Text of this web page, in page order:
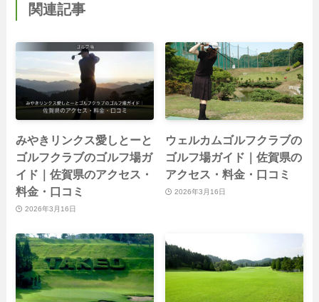
関連記事
みやきリンクス愛しとーと
ゴルフクラブのゴルフ場ガ
イド｜佐賀県のアクセス・
料金・口コミ
2026年3月16日
ウェルカムゴルフクラブの
ゴルフ場ガイド｜佐賀県の
アクセス・料金・口コミ
2026年3月16日